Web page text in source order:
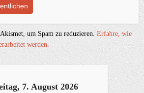
um Spam zu reduzieren.Erfahre, wie
werden.
7. August 2026